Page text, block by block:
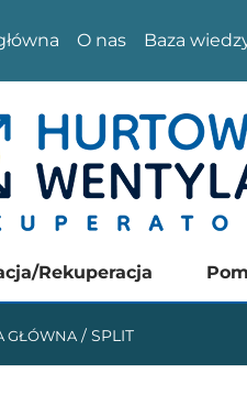
O nas Baza
Rekuperacja
GŁÓWNA / SPLIT